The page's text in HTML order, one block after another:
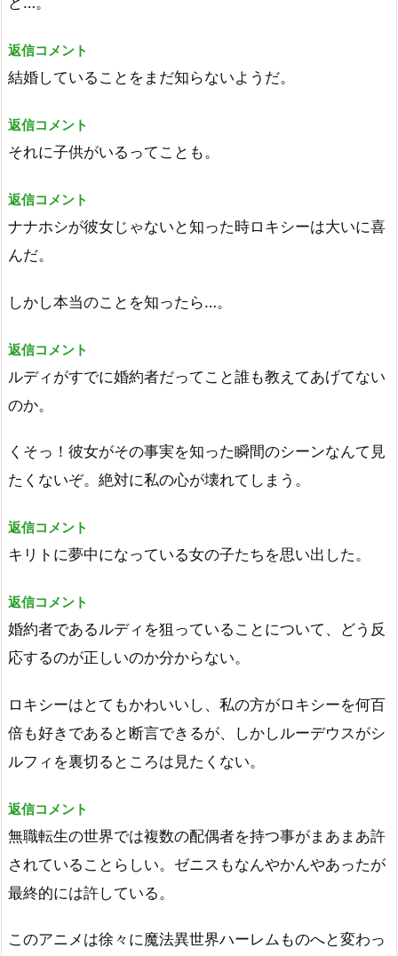
返信コメント
結婚していることをまだ知らないようだ。
返信コメント
それに子供がいるってことも。
返信コメント
ナナホシが彼女じゃないと知った時ロキシーは大いに喜
んだ。
しかし本当のことを知ったら…。
返信コメント
ルディがすでに婚約者だってこと誰も教えてあげてない
のか。
くそっ！彼女がその事実を知った瞬間のシーンなんて見
たくないぞ。絶対に私の心が壊れてしまう。
返信コメント
キリトに夢中になっている女の子たちを思い出した。
返信コメント
婚約者であるルディを狙っていることについて、どう反
応するのが正しいのか分からない。
ロキシーはとてもかわいいし、私の方がロキシーを何百
倍も好きであると断言できるが、しかしルーデウスがシ
ルフィを裏切るところは見たくない。
返信コメント
無職転生の世界では複数の配偶者を持つ事がまあまあ許
されていることらしい。ゼニスもなんやかんやあったが
最終的には許している。
このアニメは徐々に魔法異世界ハーレムものへと変わっ